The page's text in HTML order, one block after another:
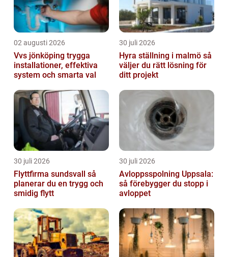
02 augusti 2026
Vvs jönköping trygga
installationer, effektiva
system och smarta val
30 juli 2026
Hyra ställning i malmö så
väljer du rätt lösning för
ditt projekt
30 juli 2026
Flyttfirma sundsvall så
planerar du en trygg och
smidig flytt
30 juli 2026
Avloppsspolning Uppsala:
så förebygger du stopp i
avloppet